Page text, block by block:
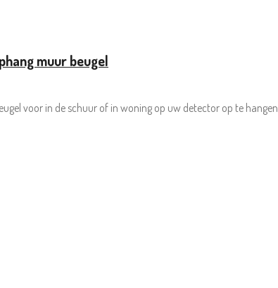
muur beugel
voor in de schuur of in woning op uw detector op te hangen